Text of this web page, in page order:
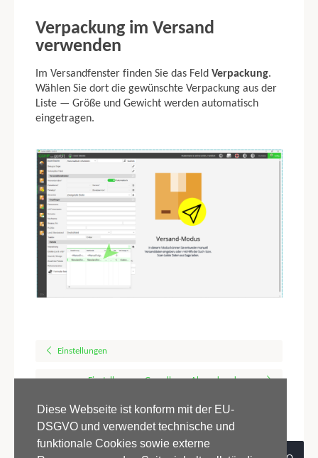
Diese Webseite ist konform mit der EU-
DSGVO und verwendet technische und
funktionale Cookies sowie externe
Verpackung im Versand
verwenden
Im Versandfenster finden Sie das Feld Verpackung.
Wählen Sie dort die gewünschte Verpackung aus der
Liste — Größe und Gewicht werden automatisch
eingetragen.
Einstellungen
Einstellungen - Grundlagen Absenderadressen